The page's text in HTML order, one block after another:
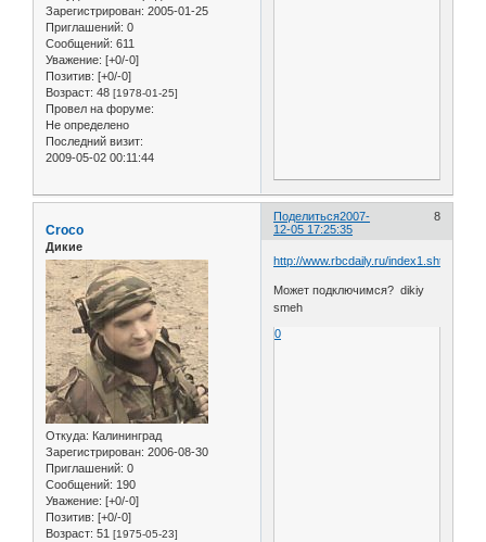
Зарегистрирован: 2005-01-25
Приглашений: 0
Сообщений: 611
Уважение: [+0/-0]
Позитив: [+0/-0]
Возраст: 48 [1978-01-25]
Провел на форуме:
Не определено
Последний визит:
2009-05-02 00:11:44
Поделиться 8
2007-
12-05 17:25:35
Croco
Дикие
Откуда: Калининград
Зарегистрирован: 2006-08-30
Приглашений: 0
Сообщений: 190
Уважение: [+0/-0]
Позитив: [+0/-0]
Возраст: 51 [1975-05-23]
http://www.rbcdaily.ru/index1.shtml
Может подключимся? dikiy
smeh
0